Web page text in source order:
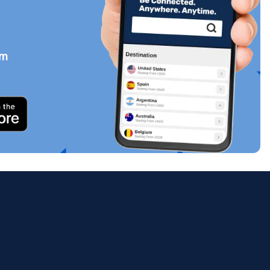
Zamknij wyskakujące okno